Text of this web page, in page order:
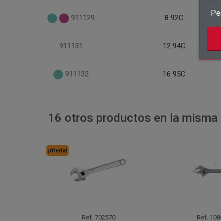
911129 8 92C
911131 12 94C
911132 16 95C
16 otros productos en la misma
¡Oferta!
Ref. 702570 Ref.